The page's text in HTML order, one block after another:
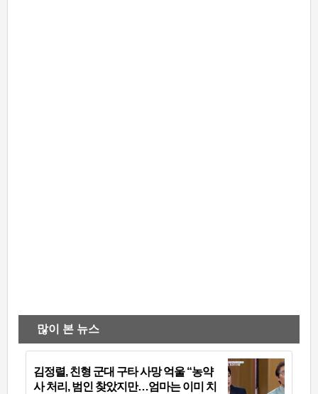
많이 본 뉴스
김정렬, 친형 군대 구타 사망 억울 “농약
사 처리, 범인 찾았지만…엄마는 이미 치